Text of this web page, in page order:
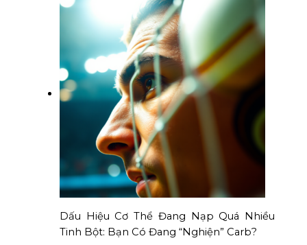
Dấu Hiệu Cơ Thể Đang Nạp Quá Nhiều
Tinh Bột: Bạn Có Đang “Nghiện” Carb?